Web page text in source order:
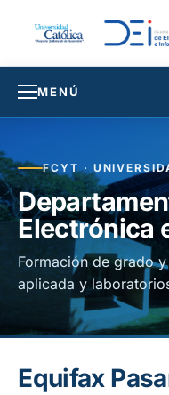
MENÚ
FCYT ·
Electrónica
Formación de grado
aplicada y
Equifax